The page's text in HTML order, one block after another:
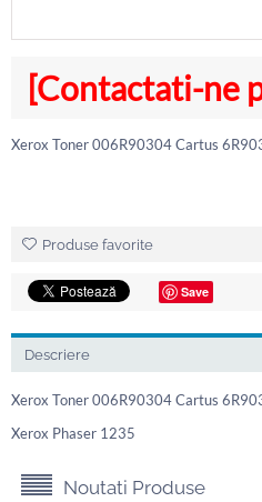
[Contactati-ne
Xerox Toner 006R90304 Cartus
Produse favorite
Save
Descriere
Xerox Toner 006R90304 Cartus
Xerox Phaser 1235
Noutati Produse